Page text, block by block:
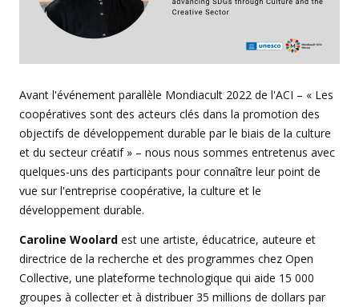
Avant l'événement parallèle Mondiacult 2022 de l'ACI – « Les
coopératives sont des acteurs clés dans la promotion des
objectifs de développement durable par le biais de la culture
et du secteur créatif » – nous nous sommes entretenus avec
quelques-uns des participants pour connaître leur point de
vue sur l'entreprise coopérative, la culture et le
développement durable.
Caroline Woolard est une artiste, éducatrice, auteure et
directrice de la recherche et des programmes chez Open
Collective, une plateforme technologique qui aide 15 000
groupes à collecter et à distribuer 35 millions de dollars par